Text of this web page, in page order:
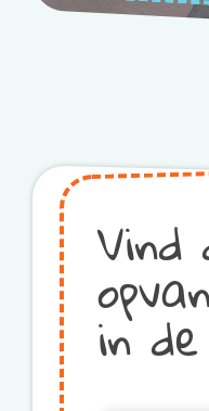
Vind
in